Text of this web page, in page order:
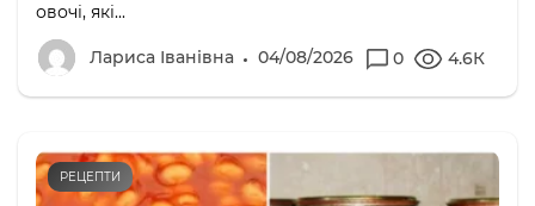
овочі, які...
Лариса Іванівна 04/08/2026 0 4.6К
РЕЦЕПТИ